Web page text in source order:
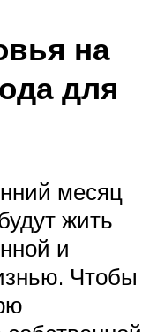
на
для
месяц
жить
и
Чтобы